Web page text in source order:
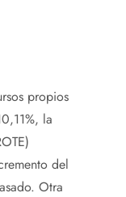
propios
la
del
Otra